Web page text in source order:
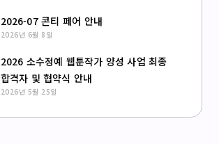
2026-07 콘티 페어 안내
2026년 6월 8일
2026 소수정예 웹툰작가 양성 사업 최종
합격자 및 협약식 안내
2026년 5월 25일